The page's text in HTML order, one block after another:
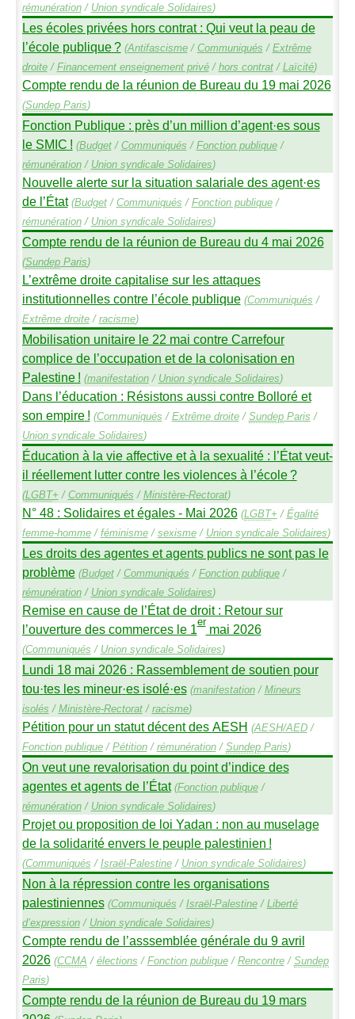
rémunération/ Union syndicale Solidaires)
Les écoles privées hors contrat : Qui veut la peau de
l’école publique? (Antifascisme/ Communiqués / Extrême
droite/ Financement enseignement privé/ hors contrat/ Laïcité)
Compte rendu de la réunion de Bureau du 19 mai 2026
(SundepParis)
Fonction Publique : près d’un million d’agent·es sous
le SMIC ! (Budget/ Communiqués / Fonction publique/
rémunération/ Union syndicale Solidaires)
Nouvelle alerte sur la situation salariale des agent·es
de l’État (Budget/ Communiqués / Fonction publique/
rémunération/ Union syndicale Solidaires)
Compte rendu de la réunion de Bureau du 4 mai 2026
(SundepParis)
L’extrême droite capitalise sur les attaques
institutionnelles contre l’école publique (Communiqués /
Extrême droite/ racisme)
Mobilisation unitaire le 22 mai contre Carrefour
complice de l’occupation et de la colonisation en
Palestine ! (manifestation/ Union syndicale Solidaires)
Dans l’éducation : Résistons aussi contre Bolloré et
son empire ! (Communiqués / Extrême droite/ SundepParis /
Union syndicale Solidaires)
Éducation à la vie affective et à la sexualité : l’État veut-
il réellement lutter contre les violences à l’école?
(LGBT+ / Communiqués / Ministère-Rectorat)
N° 48 : Solidaires et égales - Mai 2026 (LGBT+ / Égalité
femme-homme/ féminisme/ sexisme/ Union syndicale Solidaires)
Les droits des agentes et agents publics ne sont pas le
problème (Budget/ Communiqués / Fonction publique/
rémunération/ Union syndicale Solidaires)
Remise en cause de l’État de droit : Retour sur
l’ouverture des commerces le 1ermai 2026
(Communiqués / Union syndicale Solidaires)
Lundi 18 mai 2026 : Rassemblement de soutien pour
tou·tes les mineur·es isolé·es (manifestation/ Mineurs
isolés / Ministère-Rectorat/ racisme)
Pétition pour un statut décent des AESH (AESH/AED/
Fonction publique/ Pétition/ rémunération/ SundepParis)
On veut une revalorisation du point d’indice des
agentes et agents de l’État (Fonction publique/
rémunération/ Union syndicale Solidaires)
Projet ou proposition de loi Yadan : non au muselage
de la solidarité envers le peuple palestinien !
(Communiqués / Israël-Palestine/ Union syndicale Solidaires)
Non à la répression contre les organisations
palestiniennes (Communiqués / Israël-Palestine/ Liberté
d’expression/ Union syndicale Solidaires)
Compte rendu de l’asssemblée générale du 9 avril
2026 (CCMA / élections / Fonction publique/ Rencontre/ Sundep
Paris)
Compte rendu de la réunion de Bureau du 19 mars